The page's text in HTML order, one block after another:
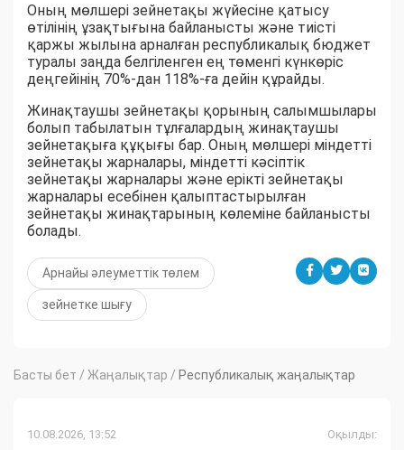
Оның мөлшері зейнетақы жүйесіне қатысу
өтілінің ұзақтығына байланысты және тиісті
қаржы жылына арналған республикалық бюджет
туралы заңда белгіленген ең төменгі күнкөріс
деңгейінің 70%-дан 118%-ға дейін құрайды.
Жинақтаушы зейнетақы қорының салымшылары
болып табылатын тұлғалардың жинақтаушы
зейнетақыға құқығы бар. Оның мөлшері міндетті
зейнетақы жарналары, міндетті кәсіптік
зейнетақы жарналары және ерікті зейнетақы
жарналары есебінен қалыптастырылған
зейнетақы жинақтарының көлеміне байланысты
болады.
Арнайы әлеуметтік төлем
зейнетке шығу
Басты бет / Жаңалықтар / Республикалық жаңалықтар
10.08.2026, 13:52 Оқылды: